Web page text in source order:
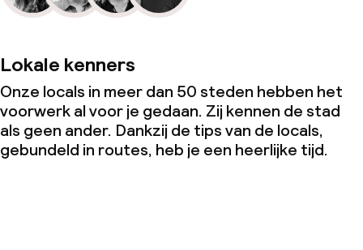
Lokale kenners
Onze locals in meer dan 50 steden hebben het
voorwerk al voor je gedaan. Zij kennen de stad
als geen ander. Dankzij de tips van de locals,
gebundeld in routes, heb je een heerlijke tijd.